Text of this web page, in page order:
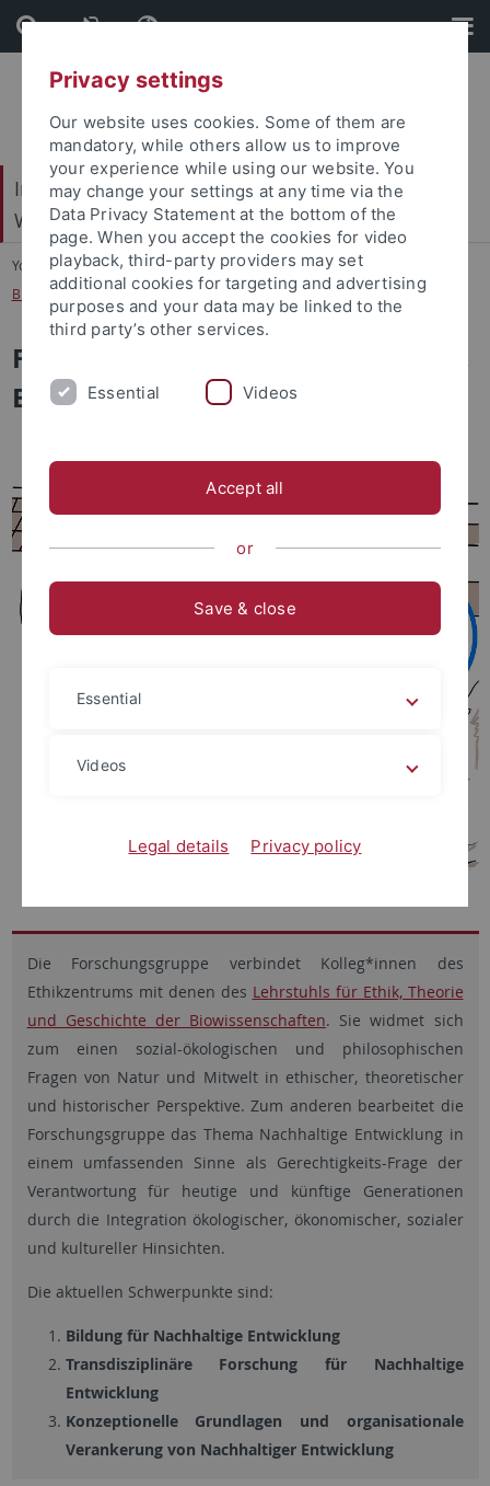
Skip
to
content
Skip
to
footer
Internationales Zentrum für Ethik in den
Wissenschaften (IZEW)
You are here: Startseite
...
Biophilosophie & Nachhaltige Entwicklung
Forschungsgruppe: Biophilosophie,
Ethik & Nachhaltige Entwicklung
Die Forschungsgruppe verbindet Kolleg*innen des
Ethikzentrums mit denen des Lehrstuhls für Ethik, Theorie
und Geschichte der Biowissenschaften. Sie widmet sich
zum einen sozial-ökologischen und philosophischen
Fragen von Natur und Mitwelt in ethischer, theoretischer
und historischer Perspektive. Zum anderen bearbeitet die
Forschungsgruppe das Thema Nachhaltige Entwicklung in
einem umfassenden Sinne als Gerechtigkeits-Frage der
Verantwortung für heutige und künftige Generationen
durch die Integration ökologischer, ökonomischer, sozialer
und kultureller Hinsichten.
Die aktuellen Schwerpunkte sind:
Bildung für Nachhaltige Entwicklung
Transdisziplinäre Forschung für Nachhaltige
Entwicklung
Konzeptionelle Grundlagen und organisationale
Verankerung von Nachhaltiger Entwicklung
Privacy settings
Our website uses cookies. Some of them are
mandatory, while others allow us to improve
your experience while using our website. You
may change your settings at any time via the
Data Privacy Statement at the bottom of the
page. When you accept the cookies for video
playback, third-party providers may set
additional cookies for targeting and advertising
purposes and your data may be linked to the
third party’s other services.
Essential Videos
Accept all
or
Save & close
Essential
Videos
Legal details Privacy policy